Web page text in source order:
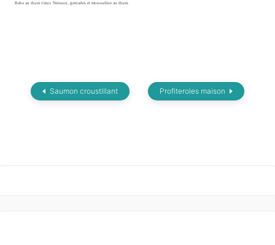
Baba au rhum vieux Neisson, grenades et mousseline au rhum.
Saumon croustillant Profiteroles maison